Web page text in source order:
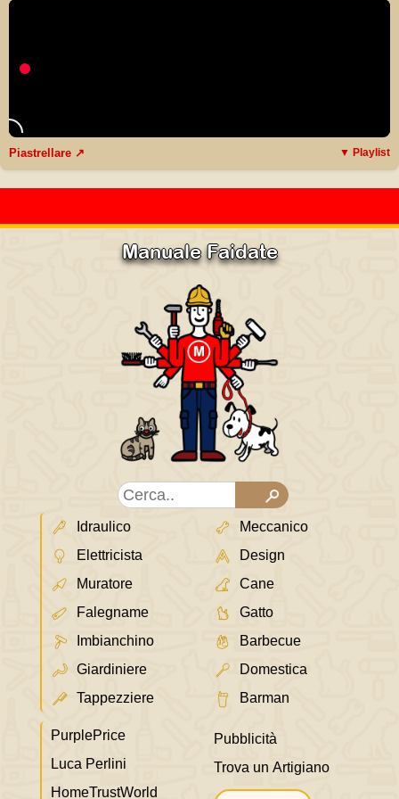
Piastrellare ↗ ▼ Playlist
Manuale Faidate
Idraulico
Elettricista
Muratore
Falegname
Imbianchino
Giardiniere
Tappezziere
Meccanico
Design
Cane
Gatto
Barbecue
Domestica
Barman
PurplePrice
Luca Perlini
HomeTrustWorld
Pubblicità
Trova un Artigiano